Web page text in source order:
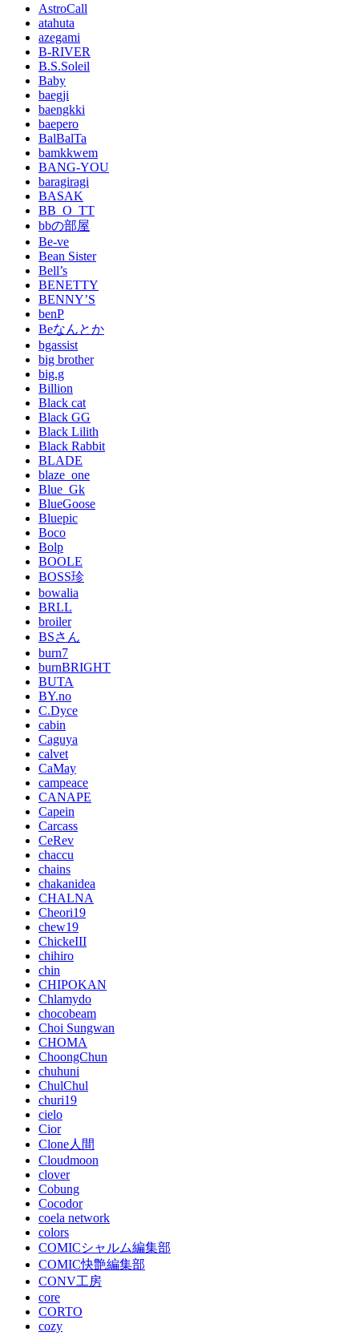
AstroCall
atahuta
azegami
B-RIVER
B.S.Soleil
Baby
baegji
baengkki
baepero
BalBalTa
bamkkwem
BANG-YOU
baragiragi
BASAK
BB_O_TT
bbの部屋
Be-ve
Bean Sister
Bell’s
BENETTY
BENNY’S
benP
Beなんとか
bgassist
big brother
big.g
Billion
Black cat
Black GG
Black Lilith
Black Rabbit
BLADE
blaze_one
Blue_Gk
BlueGoose
Bluepic
Boco
Bolp
BOOLE
BOSS珍
bowalia
BRLL
broiler
BSさん
burn7
burnBRIGHT
BUTA
BY.no
C.Dyce
cabin
Caguya
calvet
CaMay
campeace
CANAPE
Capein
Carcass
CeRev
chaccu
chains
chakanidea
CHALNA
Cheori19
chew19
ChickeIII
chihiro
chin
CHIPOKAN
Chlamydo
chocobeam
Choi Sungwan
CHOMA
ChoongChun
chuhuni
ChulChul
churi19
cielo
Cior
Clone人間
Cloudmoon
clover
Cobung
Cocodor
coela network
colors
COMICシャルム編集部
COMIC快艶編集部
CONV工房
core
CORTO
cozy